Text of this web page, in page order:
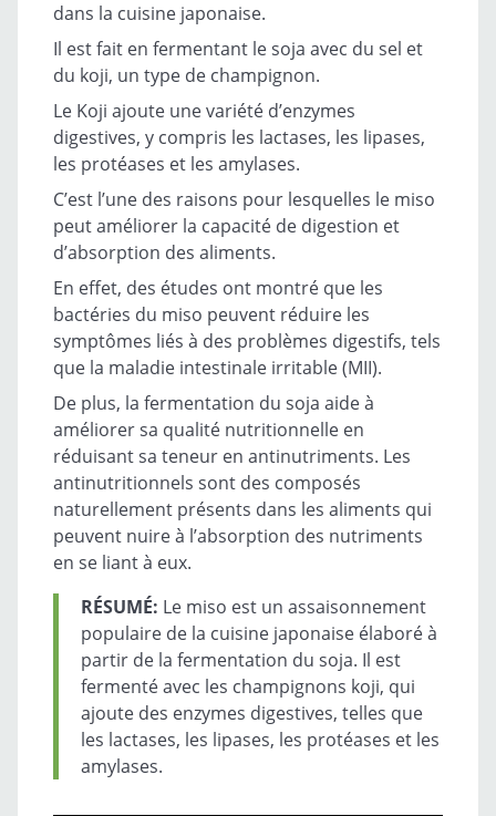
dans la cuisine japonaise.
Il est fait en fermentant le soja avec du sel et
du koji, un type de champignon.
Le Koji ajoute une variété d’enzymes
digestives, y compris les lactases, les lipases,
les protéases et les amylases.
C’est l’une des raisons pour lesquelles le miso
peut améliorer la capacité de digestion et
d’absorption des aliments.
En effet, des études ont montré que les
bactéries du miso peuvent réduire les
symptômes liés à des problèmes digestifs, tels
que la maladie intestinale irritable (MII).
De plus, la fermentation du soja aide à
améliorer sa qualité nutritionnelle en
réduisant sa teneur en antinutriments. Les
antinutritionnels sont des composés
naturellement présents dans les aliments qui
peuvent nuire à l’absorption des nutriments
en se liant à eux.
RÉSUMÉ: Le miso est un assaisonnement
populaire de la cuisine japonaise élaboré à
partir de la fermentation du soja. Il est
fermenté avec les champignons koji, qui
ajoute des enzymes digestives, telles que
les lactases, les lipases, les protéases et les
amylases.